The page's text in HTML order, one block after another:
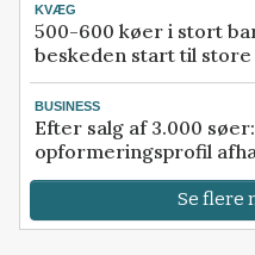
KVÆG
500-600 køer i stort
beskeden start til
BUSINESS
Efter salg af 3.000
opformeringsprofil
Se flere